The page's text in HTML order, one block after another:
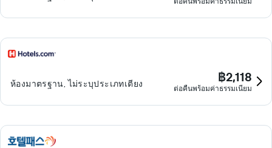
ห้องมาตรฐาน, ไม่ระบุประเภทเตียง ฿2,118
ต่อคืนพร้อมค่าธรรมเนียม